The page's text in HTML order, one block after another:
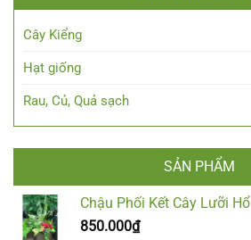
Cây Kiểng
Hạt giống
Rau, Củ, Quả sạch
SẢN PHẨM
Chậu Phối Kết Cây Lưỡi Hổ
850.000₫